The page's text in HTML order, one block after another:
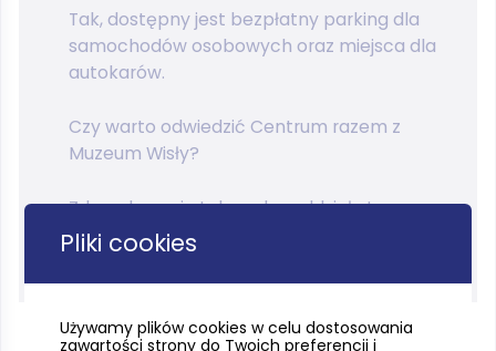
Tak, dostępny jest bezpłatny parking dla
samochodów osobowych oraz miejsca dla
autokarów.
Czy warto odwiedzić Centrum razem z
Muzeum Wisły?
Zdecydowanie tak — oba oddziały tworzą
spójną opowieść o historii żeglugi, Wisły i
Pliki cookies
Używamy plików cookies w celu dostosowania
zawartości strony do Twoich preferencji i